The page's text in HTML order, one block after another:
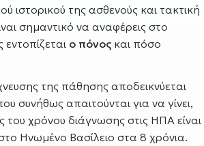
ιστορικού της ασθενούς και τακτική
σημαντικό να αναφέρεις στο
ο πόνος και πόσο
της πάθησης αποδεικνύεται
συνήθως απαιτούνται για να γίνει,
χρόνου διάγνωσης στις ΗΠΑ είναι
Ηνωμένο Βασίλειο στα 8 χρόνια.